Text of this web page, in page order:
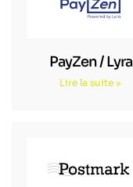
PayZen / Lyra
Lire la suite »